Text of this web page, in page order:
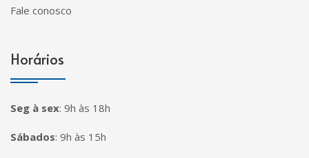
Fale conosco
Horários
Seg à sex: 9h às 18h
Sábados: 9h às 15h